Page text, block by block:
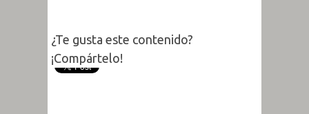
¿Te gusta este contenido?
¡Compártelo!